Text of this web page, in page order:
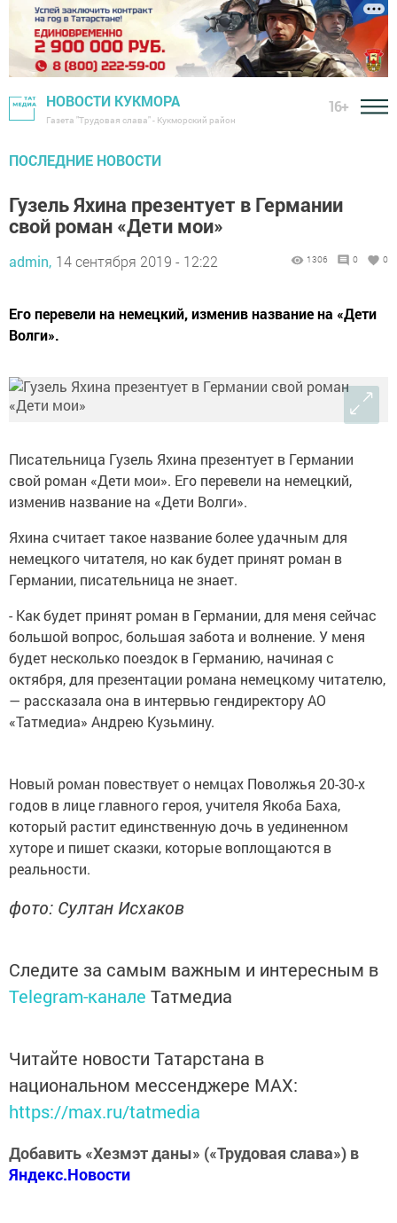
НОВОСТИ КУКМОРА
Газета "Трудовая слава" - Кукморский район
16+
ПОСЛЕДНИЕ НОВОСТИ
Гузель Яхина презентует в Германии
свой роман «Дети мои»
admin, 14 сентября 2019 - 12:22 1306 0 0
Его перевели на немецкий, изменив название на «Дети
Волги».
Писательница Гузель Яхина презентует в Германии
свой роман «Дети мои». Его перевели на немецкий,
изменив название на «Дети Волги».
Яхина считает такое название более удачным для
немецкого читателя, но как будет принят роман в
Германии, писательница не знает.
- Как будет принят роман в Германии, для меня сейчас
большой вопрос, большая забота и волнение. У меня
будет несколько поездок в Германию, начиная с
октября, для презентации романа немецкому читателю,
— рассказала она в интервью гендиректору АО
«Татмедиа» Андрею Кузьмину.
Новый роман повествует о немцах Поволжья 20-30-х
годов в лице главного героя, учителя Якоба Баха,
который растит единственную дочь в уединенном
хуторе и пишет сказки, которые воплощаются в
реальности.
фото: Султан Исхаков
Следите за самым важным и интересным в
Telegram-канале Татмедиа
Читайте новости Татарстана в
национальном мессенджере MАХ:
https://max.ru/tatmedia
Добавить «Хезмэт даны» («Трудовая слава») в
Яндекс.Новости